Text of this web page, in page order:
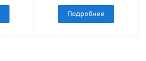
Подробнее